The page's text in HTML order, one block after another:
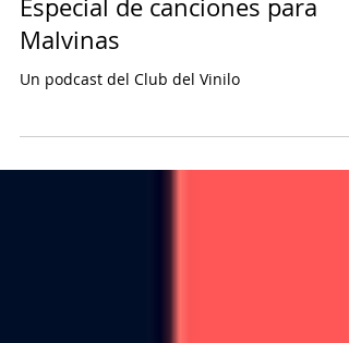
layaparadiotv
Malvinas
Un podcast del Club del Vinilo